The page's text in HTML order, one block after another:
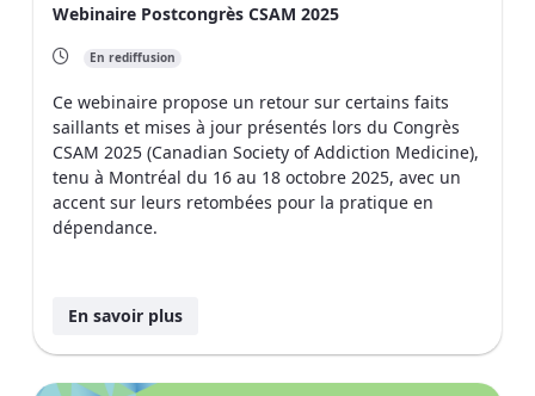
Webinaire Postcongrès CSAM 2025
En rediffusion
Ce webinaire propose un retour sur certains faits
saillants et mises à jour présentés lors du Congrès
CSAM 2025 (Canadian Society of Addiction Medicine),
tenu à Montréal du 16 au 18 octobre 2025, avec un
accent sur leurs retombées pour la pratique en
dépendance.
En savoir plus